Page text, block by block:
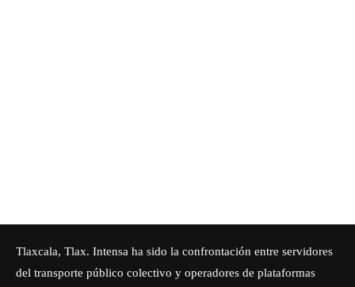
Tlaxcala, Tlax. Intensa ha sido la confrontación entre servidores
del transporte público colectivo y operadores de plataformas